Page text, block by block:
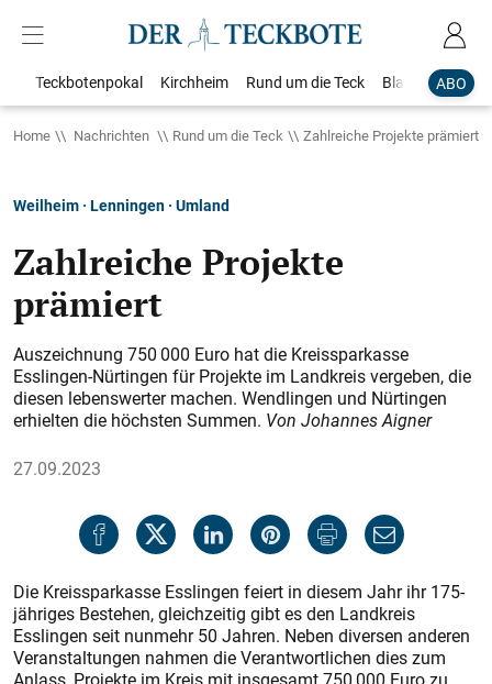
ABO
Teckbotenpokal Kirchheim Rund um die Teck Blaulicht
Home Nachrichten Rund um die Teck Zahlreiche Projekte prämiert
Weilheim · Lenningen · Umland
Zahlreiche Projekte
prämiert
Auszeichnung 750 000 Euro hat die Kreissparkasse
Esslingen-Nürtingen für Projekte im Landkreis vergeben, die
diesen lebenswerter machen. Wendlingen und Nürtingen
erhielten die höchsten Summen. Von Johannes Aigner
27.09.2023
Die Kreissparkasse Esslingen feiert in diesem Jahr ihr 175-
jähriges Bestehen, gleichzeitig gibt es den Landkreis
Esslingen seit nunmehr 50 Jahren. Neben diversen anderen
Veranstaltungen nahmen die Verantwortlichen dies zum